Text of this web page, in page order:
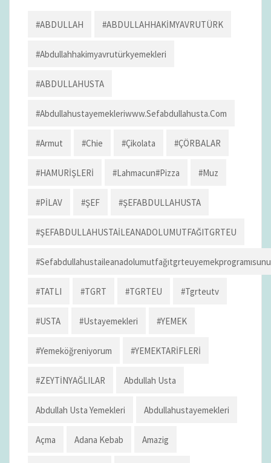
o
k
o
n
Li
k
l
dI
n
e
#ABDULLAH #ABDULLAHHAKİMYAVRUTÜRK
#abdullahhakimyavrutürkyemekleri
#ABDULLAHUSTA
#abdullahustayemekleriwww.sefabdullahusta.com
#armut #chie #çikolata #ÇÖRBALAR
#HAMURİŞLERİ #lahmacun#pizza #muz
#PİLAV #ŞEF #ŞEFABDULLAHUSTA
#ŞEFABDULLAHUSTAİLEANADOLUMUTFAĞITGRTEU
#TATLI #TGRT #TGRTEU #tgrteutv
#USTA #ustayemekleri #YEMEK
#yemeköğreniyorum #YEMEKTARİFLERİ
#ZEYTİNYAĞLILAR Abdullah Usta
Abdullah Usta Yemekleri Abdullahustayemekleri
Açma Adana Kebab Amazig